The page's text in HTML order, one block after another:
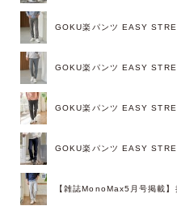
GOKU楽パンツ EASY
GOKU楽パンツ EASY
GOKU楽パンツ EASY
GOKU楽パンツ EASY
【雑誌MonoMax5月号掲載